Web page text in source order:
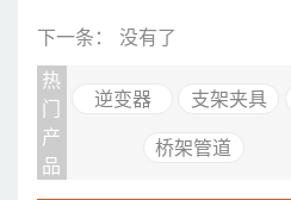
下一条： 没有了
热
门
产
品
逆变器 支架夹具
桥架管道